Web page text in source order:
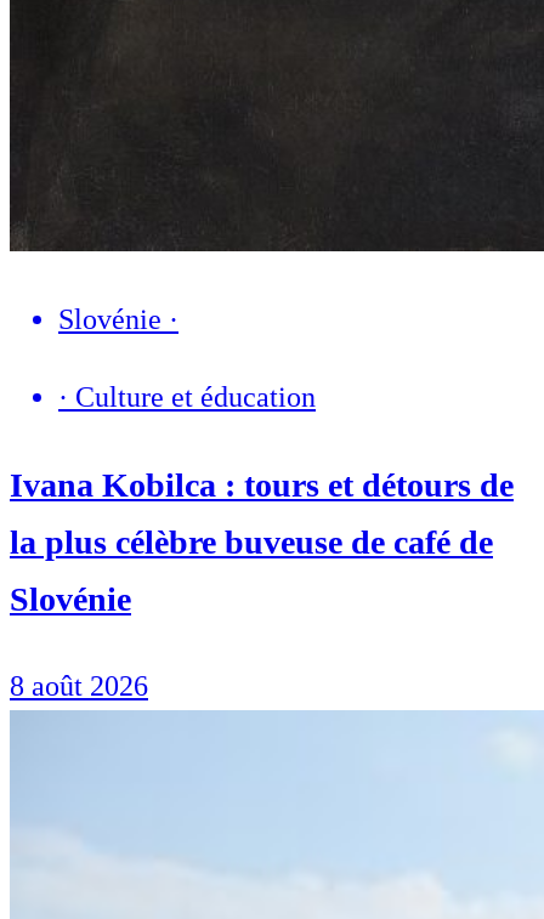
Slovénie ·
· Culture et éducation
Ivana Kobilca : tours et détours de
la plus célèbre buveuse de café de
Slovénie
8 août 2026